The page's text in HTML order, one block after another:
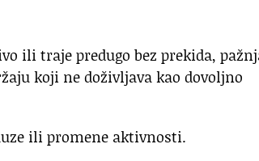
ili traje predugo bez prekida,
koji ne doživljava kao dovoljno
ili promene aktivnosti.